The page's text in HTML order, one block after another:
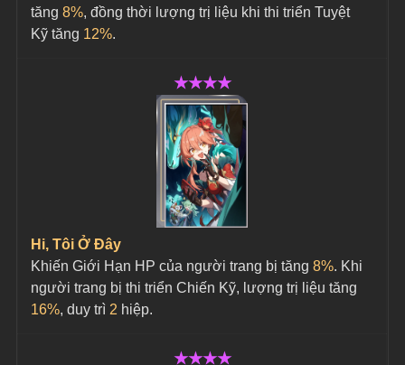
tăng 8%, đồng thời lượng trị liệu khi thi triển Tuyệt
Kỹ tăng 12%.
★★★★
Hi, Tôi Ở Đây
Khiến Giới Hạn HP của người trang bị tăng 8%. Khi
người trang bị thi triển Chiến Kỹ, lượng trị liệu tăng
16%, duy trì 2 hiệp.
★★★★